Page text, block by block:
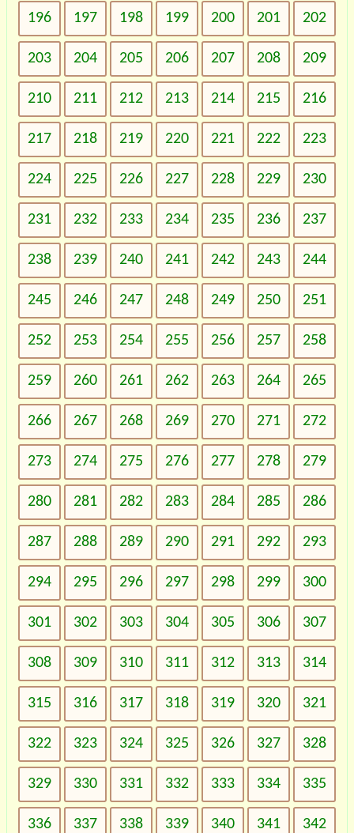
196 197 198 199 200 201 202
203 204 205 206 207 208 209
210 211 212 213 214 215 216
217 218 219 220 221 222 223
224 225 226 227 228 229 230
231 232 233 234 235 236 237
238 239 240 241 242 243 244
245 246 247 248 249 250 251
252 253 254 255 256 257 258
259 260 261 262 263 264 265
266 267 268 269 270 271 272
273 274 275 276 277 278 279
280 281 282 283 284 285 286
287 288 289 290 291 292 293
294 295 296 297 298 299 300
301 302 303 304 305 306 307
308 309 310 311 312 313 314
315 316 317 318 319 320 321
322 323 324 325 326 327 328
329 330 331 332 333 334 335
336 337 338 339 340 341 342